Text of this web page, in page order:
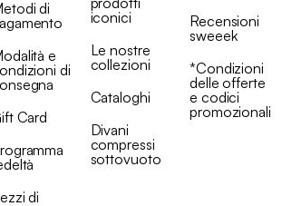
di
e
di
Card
di
iconici
Le nostre
collezioni
Cataloghi
Divani
compressi
sottovuoto
Recensioni
sweeek
*Condizioni
delle offerte
e codici
promozionali